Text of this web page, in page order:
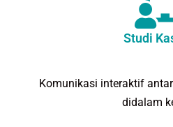
Studi
Komunikasi interaktif
didalam